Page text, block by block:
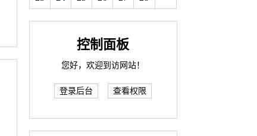
控制面板
您好，欢迎到访网站！
登录后台 查看权限